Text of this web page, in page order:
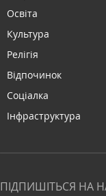
Освіта
Культура
Релігія
Відпочинок
Соціалка
Інфраструктура
ПІДПИШІТЬСЯ НА